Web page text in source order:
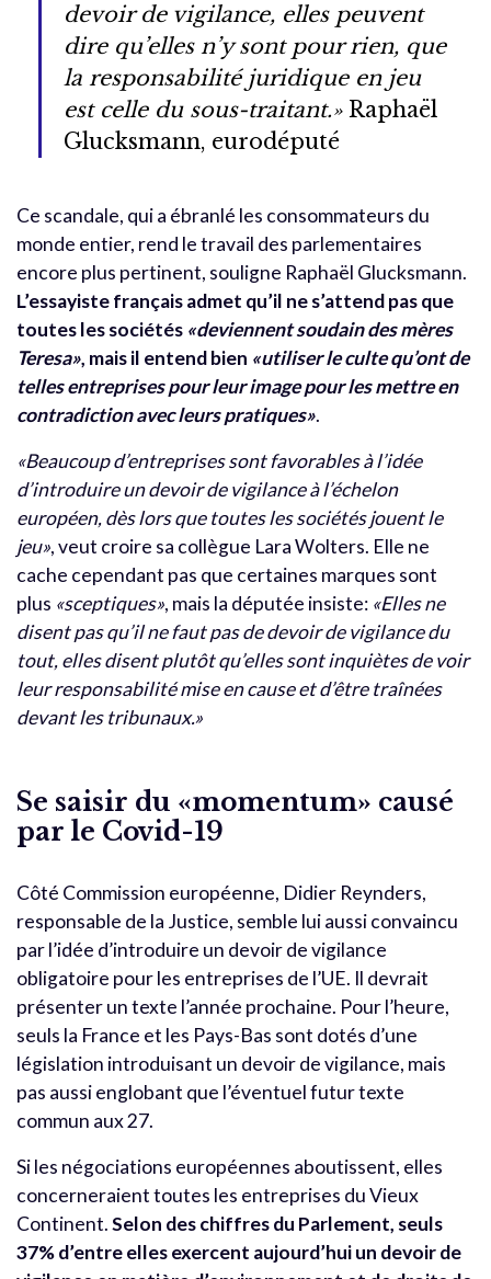
devoir de vigilance, elles peuvent
dire qu’elles n’y sont pour rien, que
la responsabilité juridique en jeu
est celle du sous-traitant.»Raphaël
Glucksmann, eurodéputé
Ce scandale, qui a ébranlé les consommateurs du
monde entier, rend le travail des parlementaires
encore plus pertinent, souligne Raphaël Glucksmann.
L’essayiste français admet qu’il ne s’attend pas que
toutes les sociétés «deviennent soudain des mères
Teresa», mais il entend bien «utiliser le culte qu’ont de
telles entreprises pour leur image pour les mettre en
contradiction avec leurs pratiques».
«Beaucoup d’entreprises sont favorables à l’idée
d’introduire un devoir de vigilance à l’échelon
européen, dès lors que toutes les sociétés jouent le
jeu», veut croire sa collègue Lara Wolters. Elle ne
cache cependant pas que certaines marques sont
plus «sceptiques», mais la députée insiste: «Elles ne
disent pas qu’il ne faut pas de devoir de vigilance du
tout, elles disent plutôt qu’elles sont inquiètes de voir
leur responsabilité mise en cause et d’être traînées
devant les tribunaux.»
Se saisir du «momentum» causé
par le Covid-19
Côté Commission européenne, Didier Reynders,
responsable de la Justice, semble lui aussi convaincu
par l’idée d’introduire un devoir de vigilance
obligatoire pour les entreprises de l’UE. Il devrait
présenter un texte l’année prochaine. Pour l’heure,
seuls la France et les Pays-Bas sont dotés d’une
législation introduisant un devoir de vigilance, mais
pas aussi englobant que l’éventuel futur texte
commun aux 27.
Si les négociations européennes aboutissent, elles
concerneraient toutes les entreprises du Vieux
Continent.Selon des chiffres du Parlement, seuls
37% d’entre elles exercent aujourd’hui un devoir de